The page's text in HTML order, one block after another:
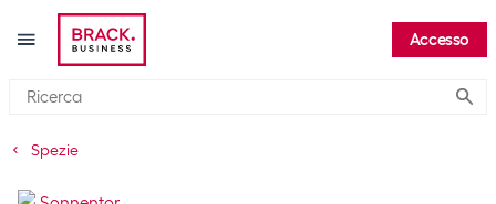
Accesso
Spezie